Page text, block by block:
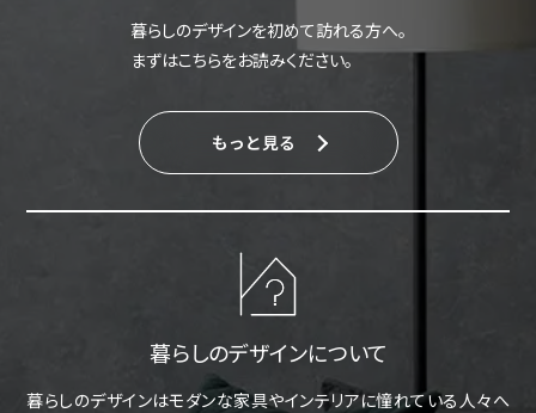
暮らしのデザインを初めて訪れる方へ。
まずはこちらをお読みください。
もっと見る
暮らしのデザインについて
暮らしのデザインはモダンな家具やインテリアに憧れている人々へ